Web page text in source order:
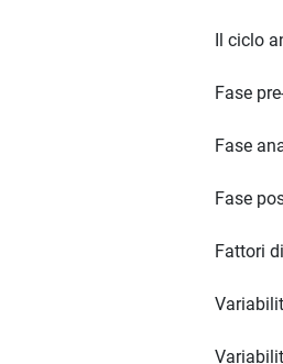
Il ciclo
Fase
Fase
Fase
Fattori